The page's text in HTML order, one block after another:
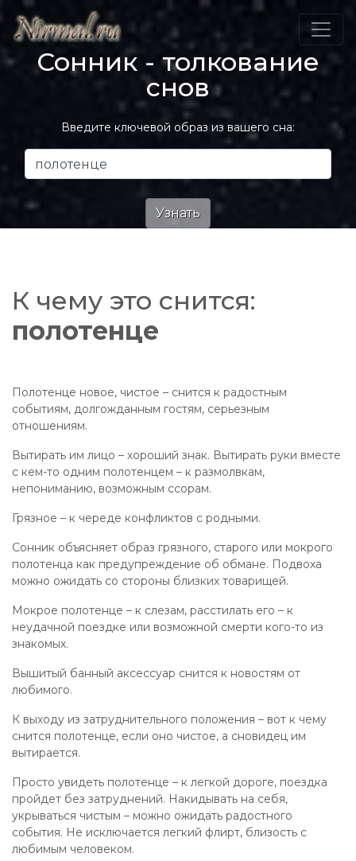
Сонник - толкование
снов
Введите ключевой образ из вашего сна:
К чему это снится:
полотенце
Полотенце новое, чистое – снится к радостным
событиям, долгожданным гостям, серьезным
отношениям.
Вытирать им лицо – хороший знак. Вытирать руки вместе
с кем-то одним полотенцем – к размолвкам,
непониманию, возможным ссорам.
Грязное – к череде конфликтов с родными.
Сонник объясняет образ грязного, старого или мокрого
полотенца как предупреждение об обмане. Подвоха
можно ожидать со стороны близких товарищей.
Мокрое полотенце – к слезам, расстилать его – к
неудачной поездке или возможной смерти кого-то из
знакомых.
Вышитый банный аксессуар снится к новостям от
любимого.
К выходу из затруднительного положения – вот к чему
снится полотенце, если оно чистое, а сновидец им
вытирается.
Просто увидеть полотенце – к легкой дороге, поездка
пройдет без затруднений. Накидывать на себя,
укрываться чистым – можно ожидать радостного
события. Не исключается легкий флирт, близость с
любимым человеком.